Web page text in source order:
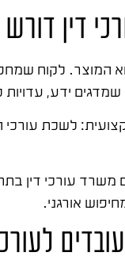
דין
המוצר. לקוח
שמדגים ידע, עדויות
לשכת
משרד עורכי דין